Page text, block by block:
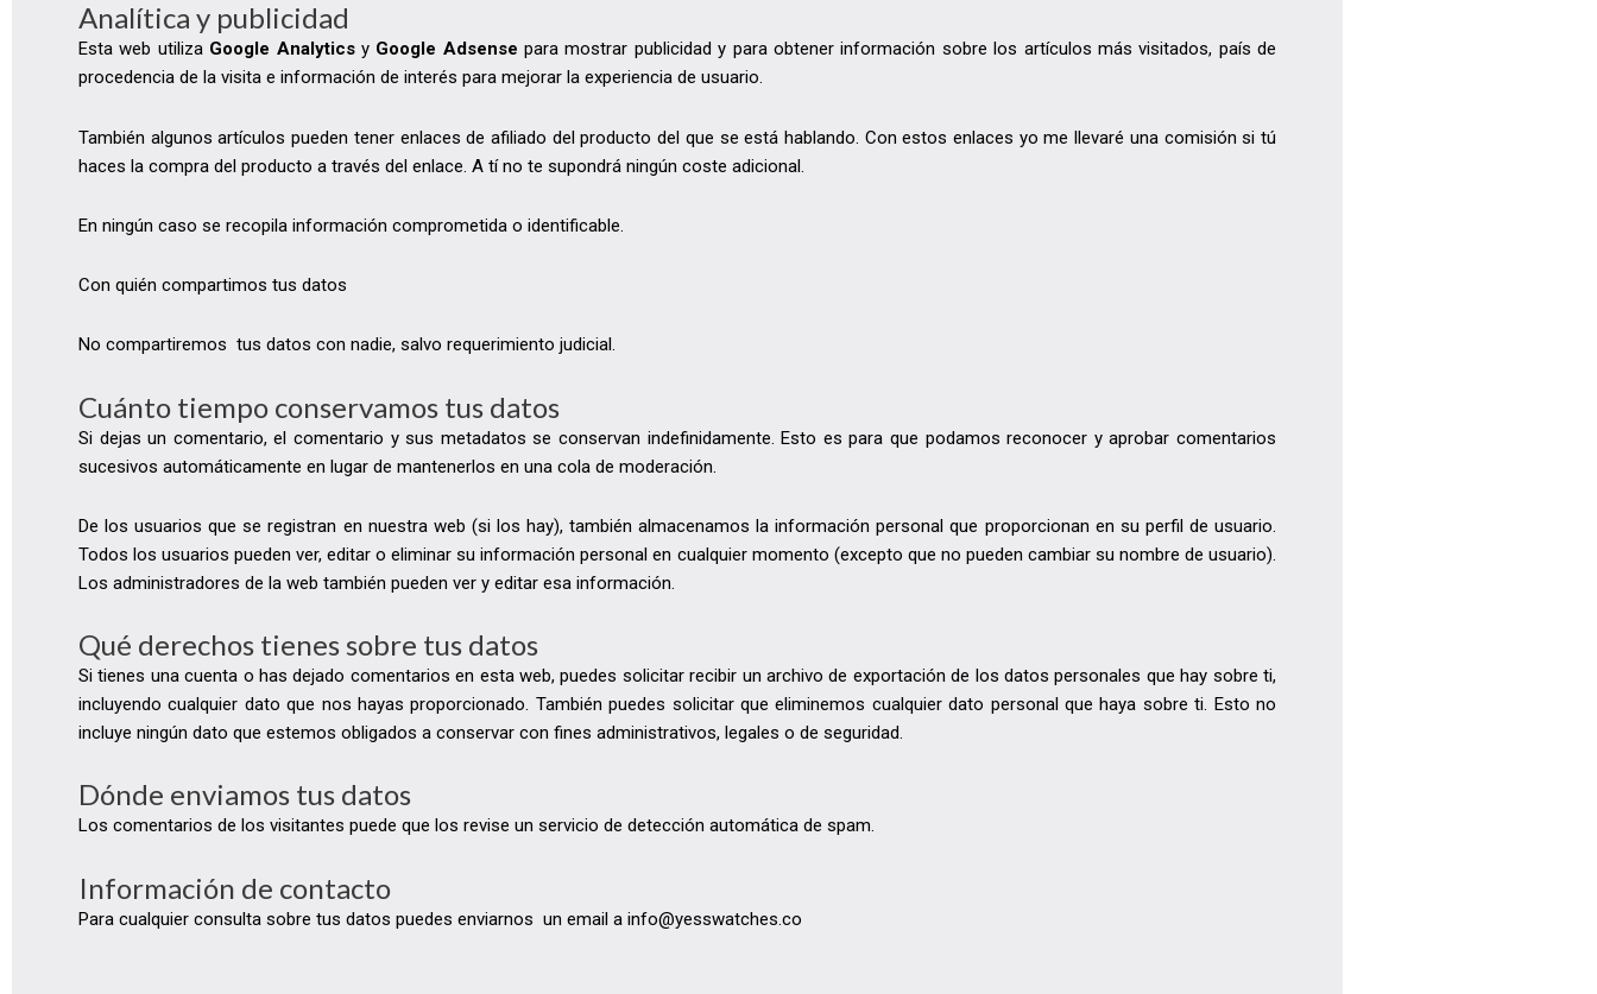
Analítica y publicidad
Esta web utiliza Google Analyticsy Google Adsense para mostrar publicidad y para obtener información sobre los artículos más visitados, país de
procedencia de la visita e información de interés para mejorar la experiencia de usuario.
También algunos artículos pueden tener enlaces de afiliado del producto del que se está hablando. Con estos enlaces yo me llevaré una comisión si tú
haces la compra del producto a través del enlace. A tí no te supondrá ningún coste adicional.
En ningún caso se recopila información comprometida o identificable.
Con quién compartimos tus datos
No compartiremos tus datos con nadie, salvo requerimiento judicial.
Cuánto tiempo conservamos tus datos
Si dejas un comentario, el comentario y sus metadatos se conservan indefinidamente. Esto es para que podamos reconocer y aprobar comentarios
sucesivos automáticamente en lugar de mantenerlos en una cola de moderación.
De los usuarios que se registran en nuestra web (si los hay), también almacenamos la información personal que proporcionan en su perfil de usuario.
Todos los usuarios pueden ver, editar o eliminar su información personal en cualquier momento (excepto que no pueden cambiar su nombre de usuario).
Los administradores de la web también pueden ver y editar esa información.
Qué derechos tienes sobre tus datos
Si tienes una cuenta o has dejado comentarios en esta web, puedes solicitar recibir un archivo de exportación de los datos personales que hay sobre ti,
incluyendo cualquier dato que nos hayas proporcionado. También puedes solicitar que eliminemos cualquier dato personal que haya sobre ti. Esto no
incluye ningún dato que estemos obligados a conservar con fines administrativos, legales o de seguridad.
Dónde enviamos tus datos
Los comentarios de los visitantes puede que los revise un servicio de detección automática de spam.
Información de contacto
Para cualquier consulta sobre tus datos puedes enviarnos un email a info@yesswatches.co